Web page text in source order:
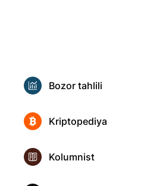
Kriptopediya
Kolumnist
Bozor tahlili